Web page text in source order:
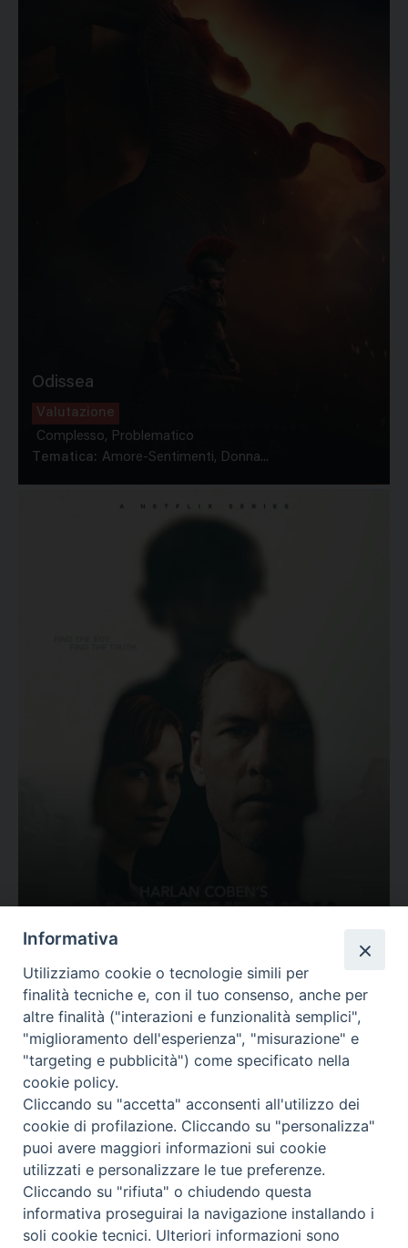
Odissea
Valutazione
Complesso, Problematico
Tematica: Amore-Sentimenti, Donna...
Valutazione
Complesso, Problematico
Tematica: Amore-Sentimenti, Carcere...
Contatti & Info
C.ne Aurelia, 50 – 00165 Roma
Informativa
Utilizziamo cookie o tecnologie simili per
finalità tecniche e, con il tuo consenso, anche per
altre finalità ("interazioni e funzionalità semplici",
"miglioramento dell'esperienza", "misurazione" e
"targeting e pubblicità") come specificato nella
cookie policy.
Cliccando su "accetta" acconsenti all'utilizzo dei
cookie di profilazione. Cliccando su "personalizza"
puoi avere maggiori informazioni sui cookie
utilizzati e personalizzare le tue preferenze.
Cliccando su "rifiuta" o chiudendo questa
informativa proseguirai la navigazione installando i
soli cookie tecnici. Ulteriori informazioni sono